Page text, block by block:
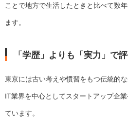
ことで地方で生活したときと比べて数
ます。
「学歴」よりも「実力」で
東京には古い考えや慣習をもつ伝統的
IT業界を中心としてスタートアップ企
ています。